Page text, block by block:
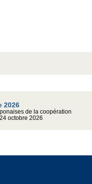
2026
de la coopération
octobre 2026